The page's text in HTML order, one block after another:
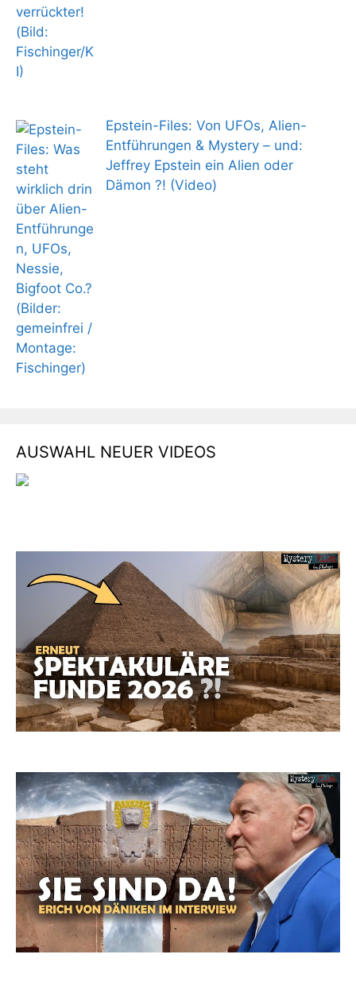
Epstein-Files: Von UFOs, Alien-
Entführungen & Mystery – und:
Jeffrey Epstein ein Alien oder
Dämon ?! (Video)
AUSWAHL NEUER VIDEOS